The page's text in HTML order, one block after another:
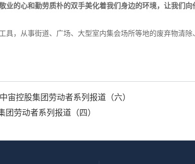
业的心和勤劳质朴的双手美化着我们身边的环境，让我们向
具，从事街道、广场、大型室内集会场所等地的废弃物清
控股集团劳动者系列报道（六）
劳动者系列报道（四）